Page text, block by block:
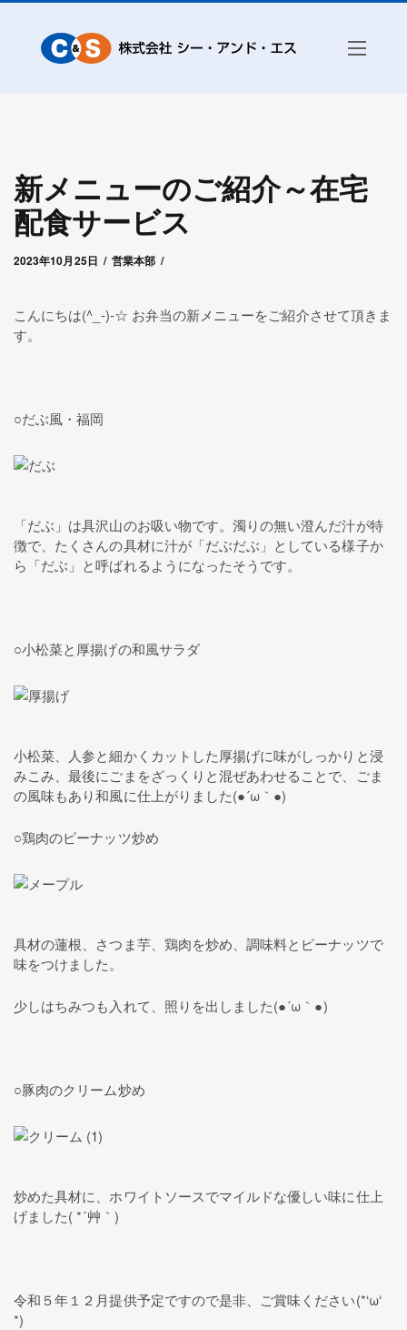
新メニューのご紹介～在宅
配食サービス
2023年10月25日
2024年1月30日 営業本部
byシー・アンド・エス高崎
こんにちは(^_-)-☆ お弁当の新メニューをご紹介させて頂きま
す。
○だぶ風・福岡
「だぶ」は具沢山のお吸い物です。濁りの無い澄んだ汁が特
徴で、たくさんの具材に汁が「だぶだぶ」としている様子か
ら「だぶ」と呼ばれるようになったそうです。
○小松菜と厚揚げの和風サラダ
小松菜、人参と細かくカットした厚揚げに味がしっかりと浸
みこみ、最後にごまをざっくりと混ぜあわせることで、ごま
の風味もあり和風に仕上がりました(●´ω｀●)
○鶏肉のピーナッツ炒め
具材の蓮根、さつま芋、鶏肉を炒め、調味料とピーナッツで
味をつけました。
少しはちみつも入れて、照りを出しました(●´ω｀●)
○豚肉のクリーム炒め
炒めた具材に、ホワイトソースでマイルドな優しい味に仕上
げました( *´艸｀)
令和５年１２月提供予定ですので是非、ご賞味ください(*‘ω‘
*)